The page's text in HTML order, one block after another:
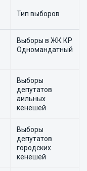
Тип выборов
Выборы в ЖК КР
Одномандатный
Выборы
депутатов
аильных
кенешей
Выборы
депутатов
городских
кенешей